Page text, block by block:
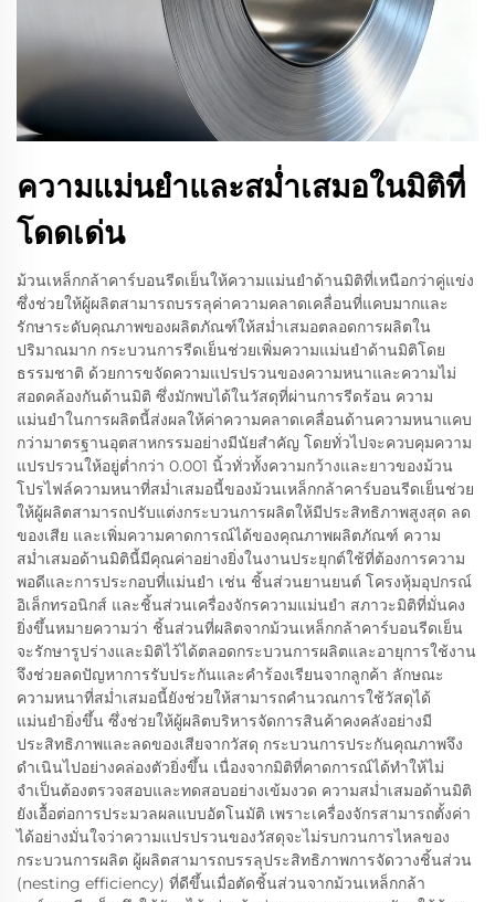
ความแม่นยำและสม่ำเสมอในมิติที่
โดดเด่น
ม้วนเหล็กกล้าคาร์บอนรีดเย็นให้ความแม่นยำด้านมิติที่เหนือกว่าคู่แข่ง
ซึ่งช่วยให้ผู้ผลิตสามารถบรรลุค่าความคลาดเคลื่อนที่แคบมากและ
รักษาระดับคุณภาพของผลิตภัณฑ์ให้สม่ำเสมอตลอดการผลิตใน
ปริมาณมาก กระบวนการรีดเย็นช่วยเพิ่มความแม่นยำด้านมิติโดย
ธรรมชาติ ด้วยการขจัดความแปรปรวนของความหนาและความไม่
สอดคล้องกันด้านมิติ ซึ่งมักพบได้ในวัสดุที่ผ่านการรีดร้อน ความ
แม่นยำในการผลิตนี้ส่งผลให้ค่าความคลาดเคลื่อนด้านความหนาแคบ
กว่ามาตรฐานอุตสาหกรรมอย่างมีนัยสำคัญ โดยทั่วไปจะควบคุมความ
แปรปรวนให้อยู่ต่ำกว่า 0.001 นิ้วทั่วทั้งความกว้างและยาวของม้วน
โปรไฟล์ความหนาที่สม่ำเสมอนี้ของม้วนเหล็กกล้าคาร์บอนรีดเย็นช่วย
ให้ผู้ผลิตสามารถปรับแต่งกระบวนการผลิตให้มีประสิทธิภาพสูงสุด ลด
ของเสีย และเพิ่มความคาดการณ์ได้ของคุณภาพผลิตภัณฑ์ ความ
สม่ำเสมอด้านมิตินี้มีคุณค่าอย่างยิ่งในงานประยุกต์ใช้ที่ต้องการความ
พอดีและการประกอบที่แม่นยำ เช่น ชิ้นส่วนยานยนต์ โครงหุ้มอุปกรณ์
อิเล็กทรอนิกส์ และชิ้นส่วนเครื่องจักรความแม่นยำ สภาวะมิติที่มั่นคง
ยิ่งขึ้นหมายความว่า ชิ้นส่วนที่ผลิตจากม้วนเหล็กกล้าคาร์บอนรีดเย็น
จะรักษารูปร่างและมิติไว้ได้ตลอดกระบวนการผลิตและอายุการใช้งาน
จึงช่วยลดปัญหาการรับประกันและคำร้องเรียนจากลูกค้า ลักษณะ
ความหนาที่สม่ำเสมอนี้ยังช่วยให้สามารถคำนวณการใช้วัสดุได้
แม่นยำยิ่งขึ้น ซึ่งช่วยให้ผู้ผลิตบริหารจัดการสินค้าคงคลังอย่างมี
ประสิทธิภาพและลดของเสียจากวัสดุ กระบวนการประกันคุณภาพจึง
ดำเนินไปอย่างคล่องตัวยิ่งขึ้น เนื่องจากมิติที่คาดการณ์ได้ทำให้ไม่
จำเป็นต้องตรวจสอบและทดสอบอย่างเข้มงวด ความสม่ำเสมอด้านมิติ
ยังเอื้อต่อการประมวลผลแบบอัตโนมัติ เพราะเครื่องจักรสามารถตั้งค่า
ได้อย่างมั่นใจว่าความแปรปรวนของวัสดุจะไม่รบกวนการไหลของ
กระบวนการผลิต ผู้ผลิตสามารถบรรลุประสิทธิภาพการจัดวางชิ้นส่วน
(nesting efficiency) ที่ดีขึ้นเมื่อตัดชิ้นส่วนจากม้วนเหล็กกล้า